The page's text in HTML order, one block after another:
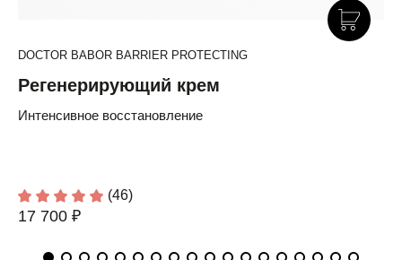
DOCTOR BABOR BARRIER PROTECTING
Регенерирующий крем
Интенсивное восстановление
(46)
17 700 ₽